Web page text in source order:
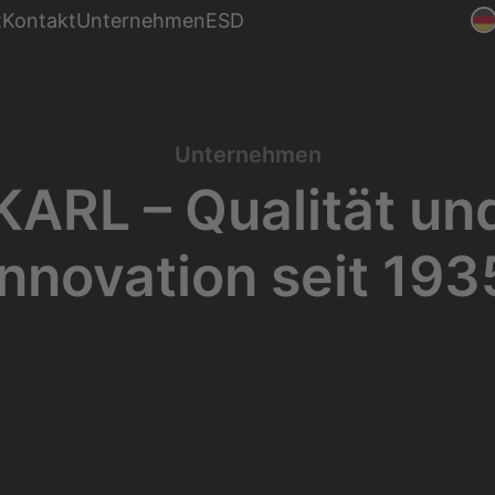
KontaktUnternehmenESDMontage
Unternehmen
– Qualität
seit